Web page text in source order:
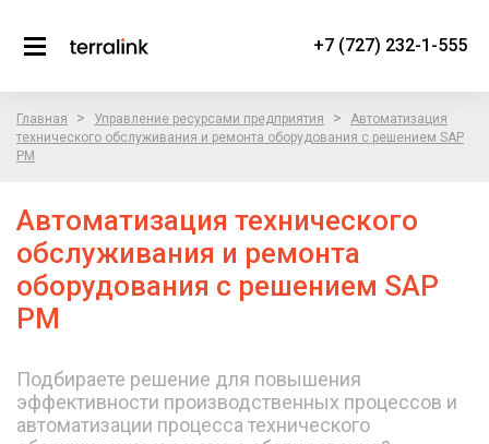
+7 (727) 232-1-555
Главная > Управление ресурсами предприятия >
Автоматизация
технического обслуживания и ремонта оборудования с решением SAP
PM
Автоматизация технического
обслуживания и ремонта
оборудования с решением SAP
PM
Подбираете решение для повышения
эффективности производственных процессов и
автоматизации процесса технического